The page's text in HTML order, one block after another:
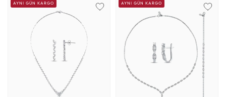
AYNI GÜN KARGO AYNI GÜN KARGO